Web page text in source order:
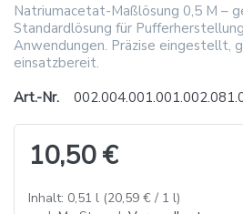
Natriumacetat-Maßlösung 0,5 M –
Standardlösung für
Anwendungen. Präzise eingestellt,
einsatzbereit.
Art.-Nr.
10,50 €
Inhalt: 0,51 l (20,59 € / 1 l)